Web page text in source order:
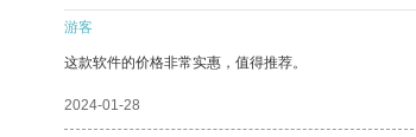
游客
这款软件的价格非常实惠，值得推荐。
2024-01-28